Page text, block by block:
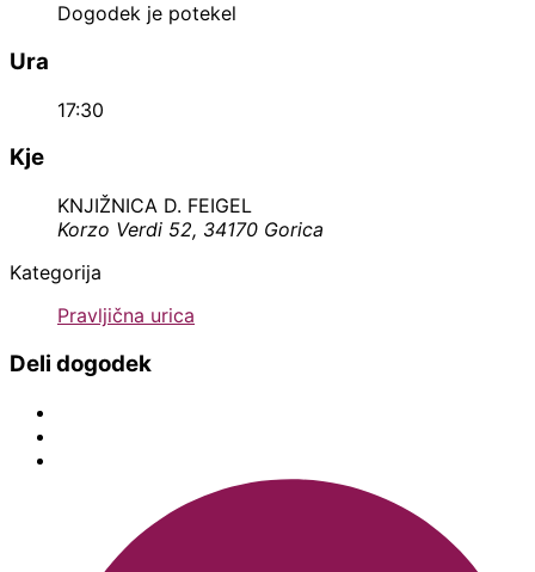
Dogodek je potekel
Ura
17:30
Kje
KNJIŽNICA D. FEIGEL
Korzo Verdi 52, 34170 Gorica
Kategorija
Pravljična urica
Deli dogodek